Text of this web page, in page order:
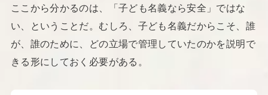
ここから分かるのは、「子ども名義なら安全」ではな
い、ということだ。むしろ、子ども名義だからこそ、誰
が、誰のために、どの立場で管理していたのかを説明で
きる形にしておく必要がある。